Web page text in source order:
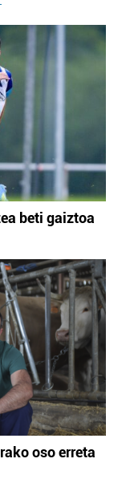
beti gaiztoa
oso erreta